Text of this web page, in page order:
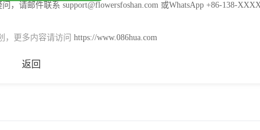
请邮件联系 support@flowersfoshan.com 或WhatsApp +86-138-
，更多内容请访问 https://www.086hua.com
返回